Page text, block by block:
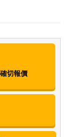
切報價